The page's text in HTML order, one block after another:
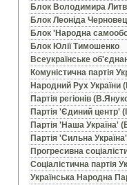
Блок Володимира
Блок Леонiда
Блок 'Народна
Блок Юлiї Тимошенко
Всеукраїнське
Комунiстична партiя
Народний Рух України
Партiя регiонiв
Партiя 'Єдиний центр'
Партiя 'Наша Україна'
Партiя 'Сильна
Прогресивна
Соцiалiстична партiя
Українська Народна